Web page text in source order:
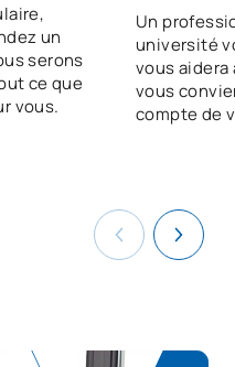
5
Ob : Obligatoire, Op :
un
serons
ce que
vous.
Un
université
vous aidera
vous
compte de